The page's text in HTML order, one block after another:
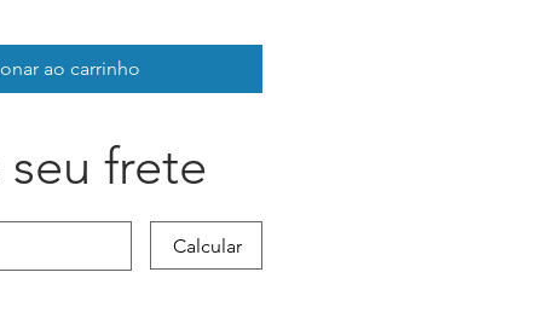
ao carrinho
frete
Calcular